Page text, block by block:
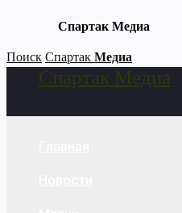
Спартак Медиа
Skip
Поиск Спартак Медиа
Спартак Медиа